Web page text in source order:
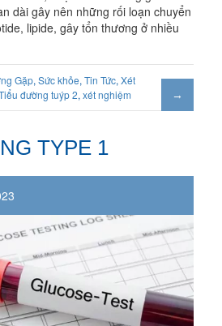
dài gây nên những rối loạn chuyển
lipide, gây tổn thương ở nhiều
Gặp, Sức khỏe, Tin Tức, Xét
đường tuýp 2, xét nghiệm
TYPE 1